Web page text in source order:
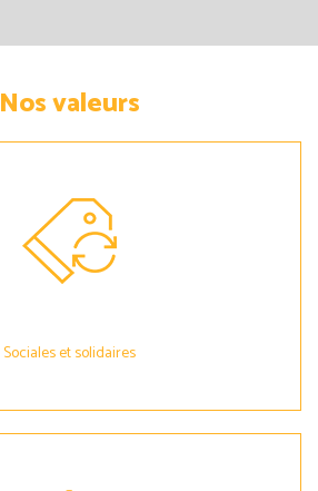
Nos valeurs
Sociales et solidaires